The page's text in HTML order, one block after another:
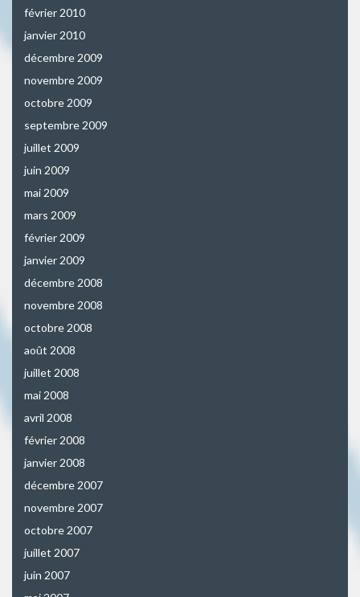
février 2010
janvier 2010
décembre 2009
novembre 2009
octobre 2009
septembre 2009
juillet 2009
juin 2009
mai 2009
mars 2009
février 2009
janvier 2009
décembre 2008
novembre 2008
octobre 2008
août 2008
juillet 2008
mai 2008
avril 2008
février 2008
janvier 2008
décembre 2007
novembre 2007
octobre 2007
juillet 2007
juin 2007